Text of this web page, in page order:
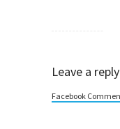
Leave a reply
Facebook